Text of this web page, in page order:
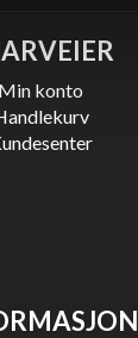
Min konto